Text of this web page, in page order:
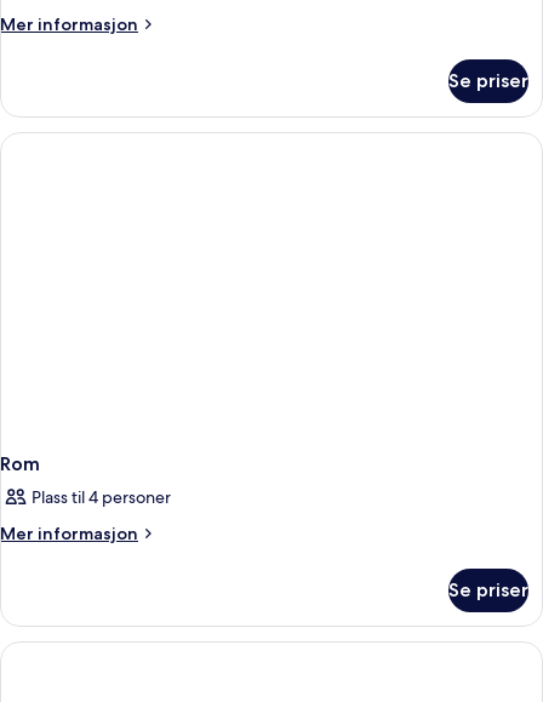
Mer informasjon
Mer
Se priser
Rom
Plass til 4 personer
Mer informasjon
Mer
Se priser